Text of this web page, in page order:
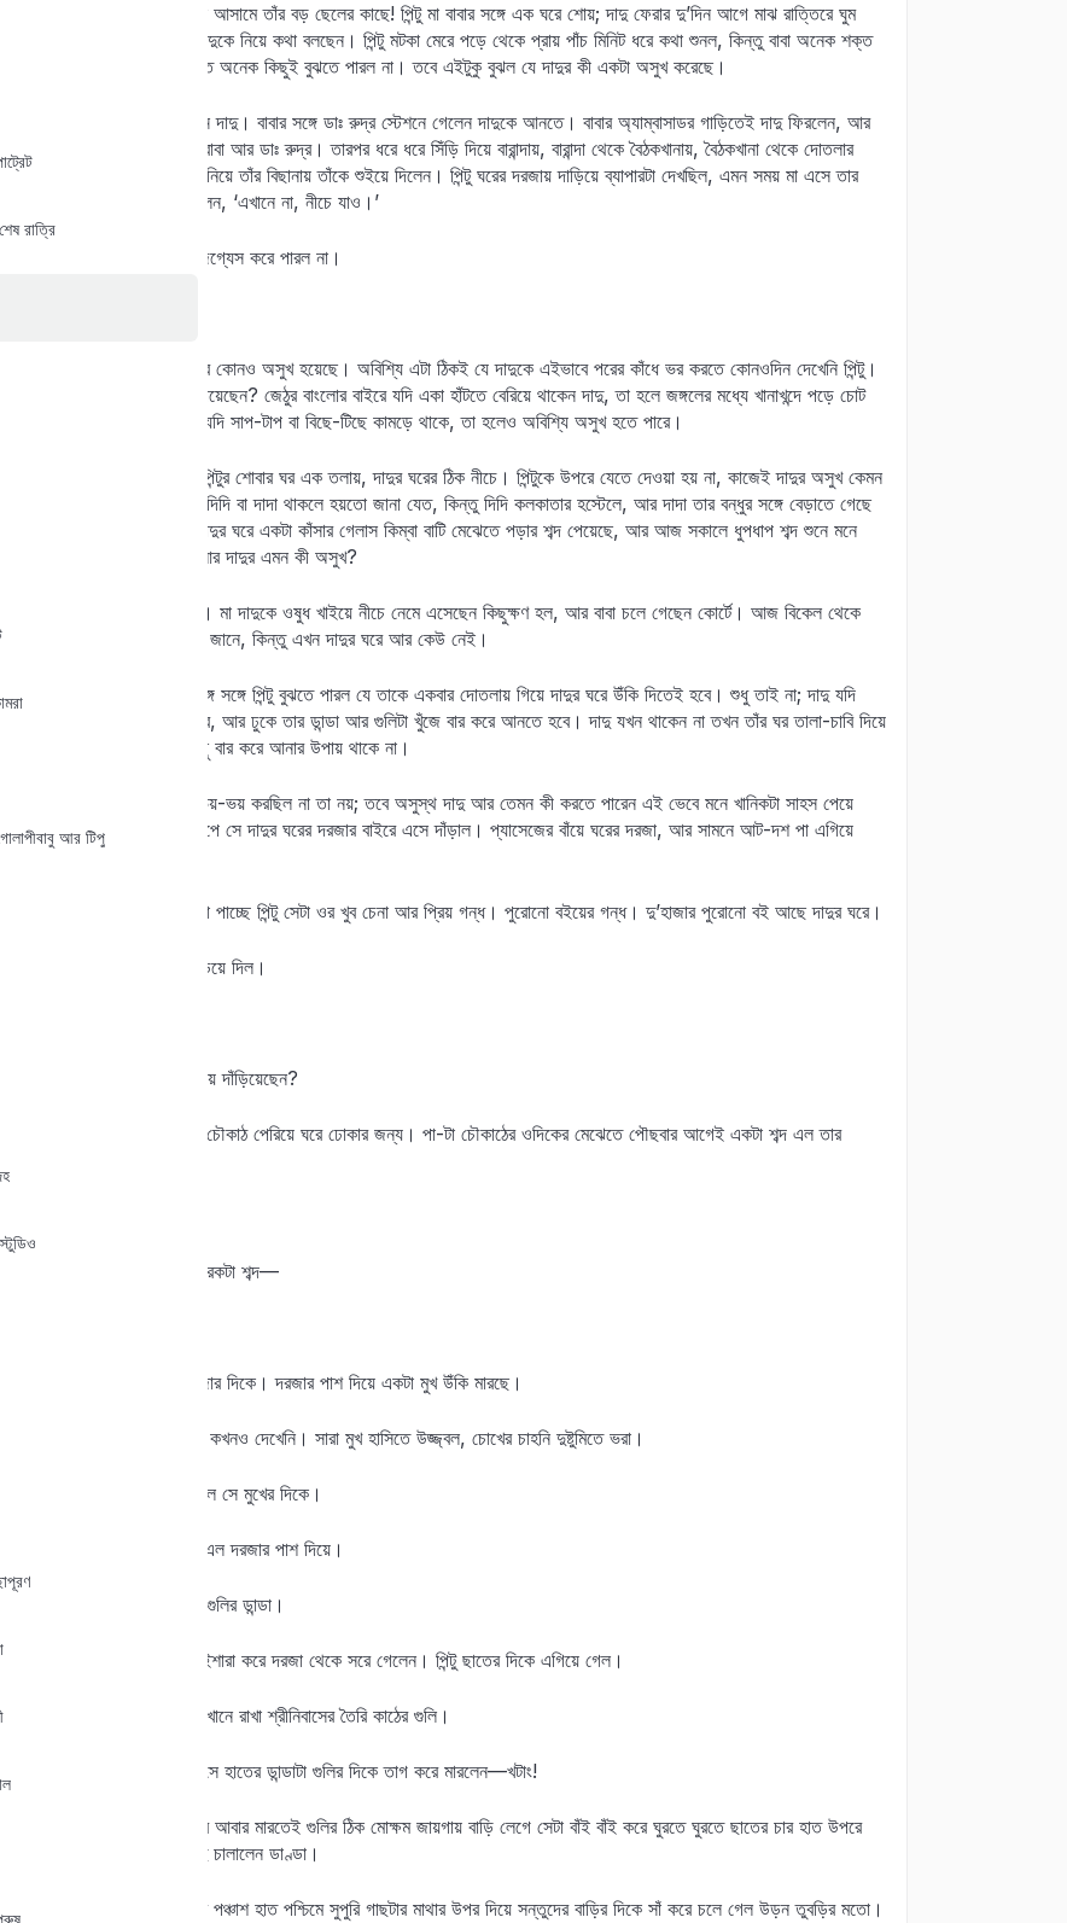
রাত্রি
আর টিপু
এক মাসের জন্য দাদু গিয়েছিলেন আসামে তাঁর বড় ছেলের কাছে! পিন্টু মা বাবার সঙ্গে এক ঘরে শোয়; দাদু ফেরার দু’দিন আগে মাঝ রাত্তিরে ঘুম
ভেঙে গিয়ে পিন্টু শোনে মা বাবা দাদুকে নিয়ে কথা বলছেন। পিন্টু মটকা মেরে পড়ে থেকে প্রায় পাঁচ মিনিট ধরে কথা শুনল, কিন্তু বাবা অনেক শক্ত
শক্ত ইংরিজি কথা ব্যবহার করাতে অনেক কিছুই বুঝতে পারল না। তবে এইটুকু বুঝল যে দাদুর কী একটা অসুখ করেছে।
দু’দিন বাদে অসুখ নিয়েই ফিরলেন দাদু। বাবার সঙ্গে ডাঃ রুদ্র স্টেশনে গেলেন দাদুকে আনতে। বাবার অ্যাম্বাসাডর গাড়িতেই দাদু ফিরলেন, আর
তাঁকে গাড়ি থেকে ধরে নামালেন বাবা আর ডাঃ রুদ্র। তারপর ধরে ধরে সিঁড়ি দিয়ে বারান্দায়, বারান্দা থেকে বৈঠকখানায়, বৈঠকখানা থেকে দোতলার
সিঁড়ি, আর সিঁড়ি উঠে দাদুর ঘরে নিয়ে তাঁর বিছানায় তাঁকে শুইয়ে দিলেন। পিন্টু ঘরের দরজায় দাড়িয়ে ব্যাপারটা দেখছিল, এমন সময় মা এসে তার
মাথায় হাত দিয়ে নরম গলায় বললেন, ‘এখানে না, নীচে যাও।’
‘দাদুর কী হয়েছে মা?’ পিন্টু না জিগ্যেস করে পারল না।
অথচ পিন্টুর দেখে মনে হয়নি দাদুর কোনও অসুখ হয়েছে। অবিশ্যি এটা ঠিকই যে দাদুকে এইভাবে পরের কাঁধে ভর করতে কোনওদিন দেখেনি পিন্টু।
তা হলে কি পায়ে কোনও চোট পেয়েছেন? জেঠুর বাংলোর বাইরে যদি একা হাঁটতে বেরিয়ে থাকেন দাদু, তা হলে জঙ্গলের মধ্যে খানাখন্দে পড়ে চোট
পাওয়া কিছুই আশ্চর্য না। কিংবা যদি সাপ-টাপ বা বিছে-টিছে কামড়ে থাকে, তা হলেও অবিশ্যি অসুখ হতে পারে।
তিন দিন এইভাবে কেটে গেল। পিন্টুর শোবার ঘর এক তলায়, দাদুর ঘরের ঠিক নীচে। পিন্টুকে উপরে যেতে দেওয়া হয় না, কাজেই দাদুর অসুখ কেমন
যাচ্ছে সেটা জানার উপায় নেই। দিদি বা দাদা থাকলে হয়তো জানা যেত, কিন্তু দিদি কলকাতার হস্টেলে, আর দাদা তার বন্ধুর সঙ্গে বেড়াতে গেছে
রানিখেত। গতকাল রাত্রে পিন্টু দাদুর ঘরে একটা কাঁসার গেলাস কিম্বা বাটি মেঝেতে পড়ার শব্দ পেয়েছে, আর আজ সকালে ধুপধাপ শব্দ শুনে মনে
হয়েছে দাদু হাঁটছেন। তা হলে আর দাদুর এমন কী অসুখ?
দুপুরে পিন্টু আর থাকতে পারল না। মা দাদুকে ওষুধ খাইয়ে নীচে নেমে এসেছেন কিছুক্ষণ হল, আর বাবা চলে গেছেন কোর্টে। আজ বিকেল থেকে
একজন নার্স আসবে সে কথা পিন্টু জানে, কিন্তু এখন দাদুর ঘরে আর কেউ নেই।
বুকের মধ্যে একটা ধুকপুকুনির সঙ্গে সঙ্গে পিন্টু বুঝতে পারল যে তাকে একবার দোতলায় গিয়ে দাদুর ঘরে উঁকি দিতেই হবে। শুধু তাই না; দাদু যদি
ঘুমোন, তা হলে তাকে ঢুকতে হবে, আর ঢুকে তার ডান্ডা আর গুলিটা খুঁজে বার করে আনতে হবে। দাদু যখন থাকেন না তখন তাঁর ঘর তালা-চাবি দিয়ে
বন্ধ থাকে, তাই ওঘর থেকে কিছু বার করে আনার উপায় থাকে না।
দোতলায় উঠতে পিন্টুর যে একটু ভয়-ভয় করছিল না তা নয়; তবে অসুস্থ দাদু আর তেমন কী করতে পারেন এই ভেবে মনে খানিকটা সাহস পেয়ে
উনিশ ধাপ সিঁড়ি উঠে পা টিপে টিপে সে দাদুর ঘরের দরজার বাইরে এসে দাঁড়াল। প্যাসেজের বাঁয়ে ঘরের দরজা, আর সামনে আট-দশ পা এগিয়ে
ছাতের দরজা।
কোনও শব্দ নেই ঘরে। যে গন্ধটা পাচ্ছে পিন্টু সেটা ওর খুব চেনা আর প্রিয় গন্ধ। পুরোনো বইয়ের গন্ধ। দু’হাজার পুরোনো বই আছে দাদুর ঘরে।
পিন্টু নিশ্বাস বন্ধ করে গলাটা বাড়িয়ে দিল।
তবে কি দাদু পিছনের বারান্দায় গিয়ে দাঁড়িয়েছেন?
পিন্টু তার ডান পা-টা বাড়িয়ে দিল চৌকাঠ পেরিয়ে ঘরে ঢোকার জন্য। পা-টা চৌকাঠের ওদিকের মেঝেতে পৌছবার আগেই একটা শব্দ এল তার
পিন্টু চমকে পেছিয়ে আসতেই আরেকটা শব্দ—
পিন্টুর চোখ চলে গেল ছাতের দরজার দিকে। দরজার পাশ দিয়ে একটা মুখ উঁকি মারছে।
দাদুর মুখ। এ মুখ পিন্টু এর আগে কখনও দেখেনি। সারা মুখ হাসিতে উজ্জ্বল, চোখের চাহনি দুষ্টুমিতে ভরা।
পিন্টু অবিশ্বাসের দৃষ্টিতে চেয়ে রইল সে মুখের দিকে।
তারপর দাদুর ডান হাতটা বেরিয়ে এল দরজার পাশ দিয়ে।
পিন্টু দেখল সে হাতে ধরা তার ডাংগুলির ডান্ডা।
এবার দাদু পিন্টুকে আসবার জন্য ইশারা করে দরজা থেকে সরে গেলেন। পিন্টু ছাতের দিকে এগিয়ে গেল।
বেশ বড় ভোলা ছাত, ছাতের মাঝখানে রাখা শ্রীনিবাসের তৈরি কাঠের গুলি।
দাদু পিন্টুর দিকে চেয়ে একবার হেসে হাতের ডান্ডাটা গুলির দিকে তাগ করে মারলেন—খটাং!
গুলিতে লাগল না ডাণ্ডা। তারপর আবার মারতেই গুলির ঠিক মোক্ষম জায়গায় বাড়ি লেগে সেটা বাঁই বাঁই করে ঘুরতে ঘুরতে ছাতের চার হাত উপরে
উঠল। আর ঠিক সেই মুহূর্তে দাদু চালালেন ডাণ্ডা।
ডাণ্ডার বাড়ি লেগে গুলিটা ছাতের পঞ্চাশ হাত পশ্চিমে সুপুরি গাছটার মাথার উপর দিয়ে সন্তুদের বাড়ির দিকে সাঁ করে চলে গেল উড়ন তুবড়ির মতো।